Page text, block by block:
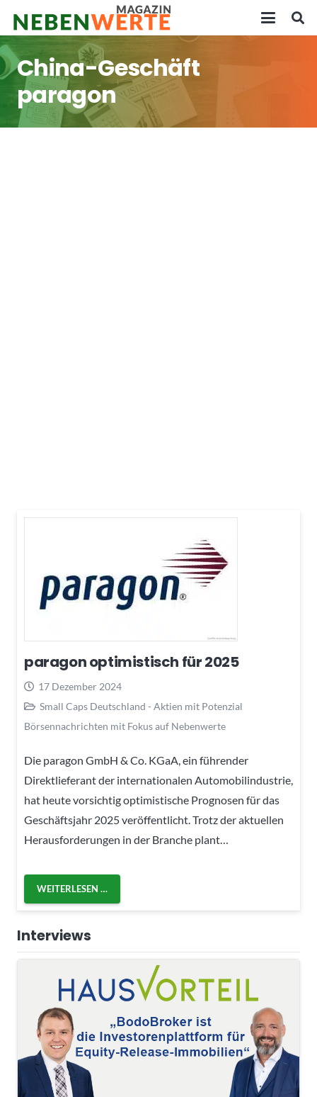
China-Geschäft
paragon
paragon optimistisch für 2025
17 Dezember 2024
Small Caps Deutschland - Aktien mit Potenzial
Börsennachrichten mit Fokus auf Nebenwerte
Die paragon GmbH & Co. KGaA, ein führender
Direktlieferant der internationalen Automobilindustrie,
hat heute vorsichtig optimistische Prognosen für das
Geschäftsjahr 2025 veröffentlicht. Trotz der aktuellen
Herausforderungen in der Branche plant…
WEITERLESEN …
Interviews